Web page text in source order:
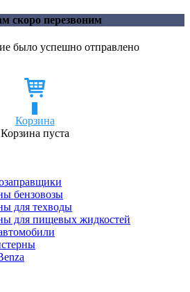
скоро перезвоним
было успешно отправлено
Корзина
Корзина пуста
бензовозы
для техводы
для пищевых жидкостей